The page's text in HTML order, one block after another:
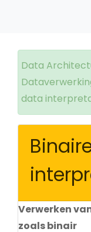
Data
data
Verwerken
zoals binair